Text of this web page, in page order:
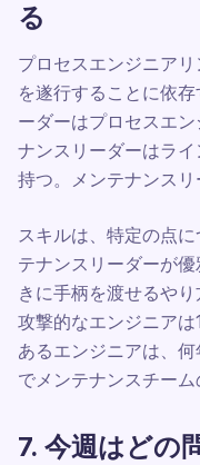
る
プロセスエンジニア
を遂行することに依
ーダーはプロセスエ
ナンスリーダーはラ
持つ。メンテナンスリ
スキルは、特定の点
テナンスリーダーが
きに手柄を渡せるや
攻撃的なエンジニア
あるエンジニアは、
でメンテナンスチーム
7. 今週はどの